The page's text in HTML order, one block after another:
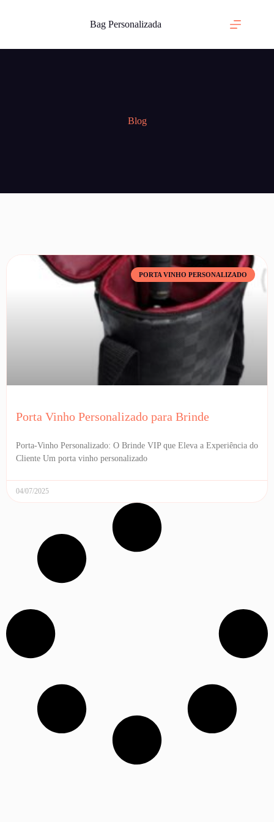
Bag Personalizada
Blog
PORTA VINHO PERSONALIZADO
Porta Vinho Personalizado para Brinde
Porta-Vinho Personalizado: O Brinde VIP que Eleva a Experiência do
Cliente Um porta vinho personalizado
04/07/2025